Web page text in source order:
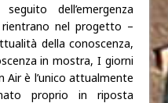
dell’emergenza
nel progetto –
della conoscenza,
in mostra, I giorni
Air è l’unico attualmente
proprio in riposta